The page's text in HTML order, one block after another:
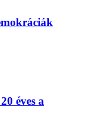
éves a